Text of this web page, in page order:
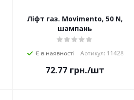
Ліфт газ. Movimento, 50 N,
шампань
Є в наявності Артикул: 11428
72.77 грн./шт